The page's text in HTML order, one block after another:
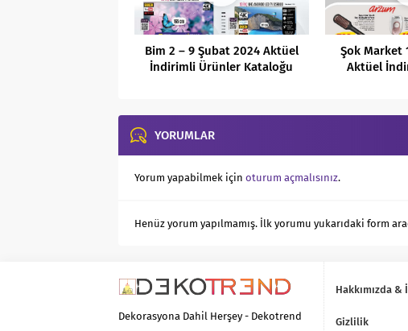
Bim 2 – 9 Şubat 2024 Aktüel
İndirimli Ürünler Kataloğu
Şok Market
Aktüel
YORUMLAR
Yorum yapabilmek için oturum açmalısınız.
Henüz yorum yapılmamış. İlk yorumu yukarıdaki form
Dekorasyona Dahil Herşey - Dekotrend
Hakkımızda
Gizlilik